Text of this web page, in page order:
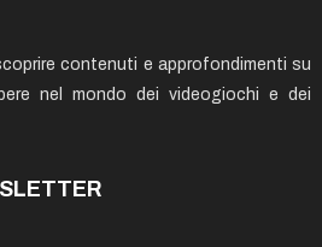
contenuti e approfondimenti su
nel mondo dei videogiochi e dei